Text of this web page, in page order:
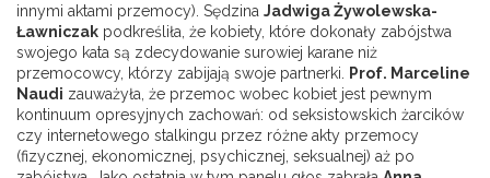
innymi aktami przemocy). Sędzina Jadwiga Żywolewska-
Ławniczak podkreśliła, że kobiety, które dokonały zabójstwa
swojego kata są zdecydowanie surowiej karane niż
przemocowcy, którzy zabijają swoje partnerki. Prof. Marceline
Naudi zauważyła, że przemoc wobec kobiet jest pewnym
kontinuum opresyjnych zachowań: od seksistowskich żarcików
czy internetowego stalkingu przez różne akty przemocy
(fizycznej, ekonomicznej, psychicznej, seksualnej) aż po